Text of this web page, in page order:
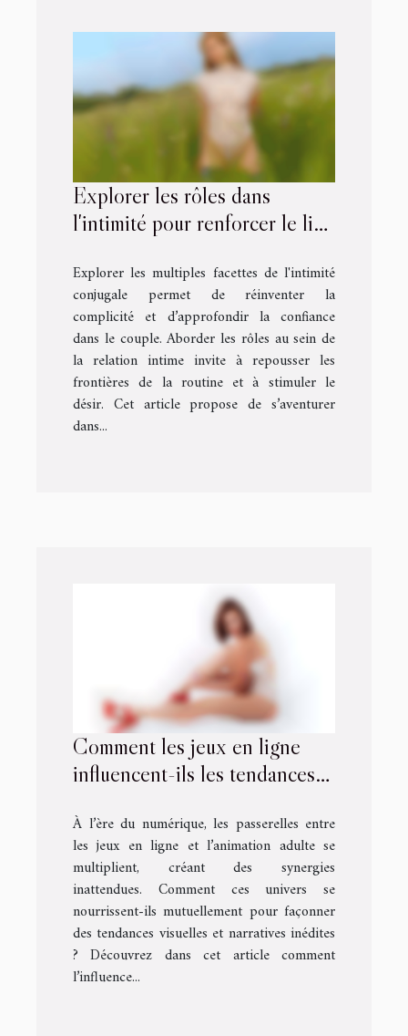
Explorer les rôles dans
l'intimité pour renforcer le lien
Explorer les multiples facettes de l'intimité
conjugale permet de réinventer la
complicité et d’approfondir la confiance
dans le couple. Aborder les rôles au sein de
la relation intime invite à repousser les
frontières de la routine et à stimuler le
désir. Cet article propose de s’aventurer
dans...
Comment les jeux en ligne
influencent-ils les tendances
À l’ère du numérique, les passerelles entre
les jeux en ligne et l’animation adulte se
multiplient, créant des synergies
inattendues. Comment ces univers se
nourrissent-ils mutuellement pour façonner
des tendances visuelles et narratives inédites
? Découvrez dans cet article comment
l’influence...